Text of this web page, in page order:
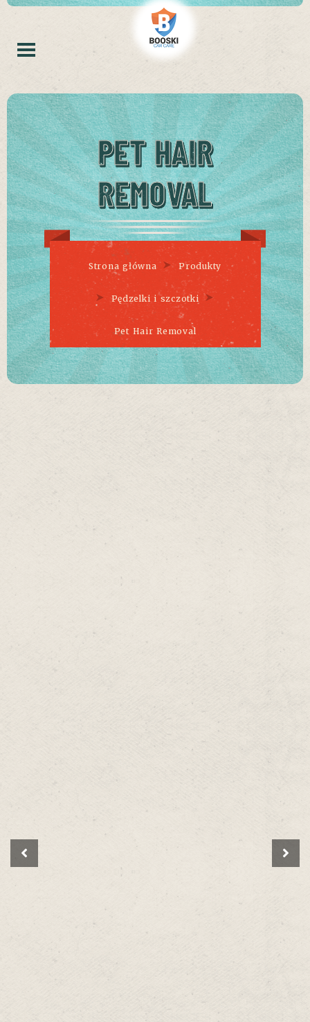
PET HAIR
REMOVAL
Strona główna Produkty
Pędzelki i szczotki
Pet Hair Removal